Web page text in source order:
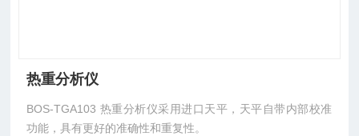
热重分析仪
BOS-TGA103 热重分析仪采用进口天平，天平自带内部校准
功能，具有更好的准确性和重复性。